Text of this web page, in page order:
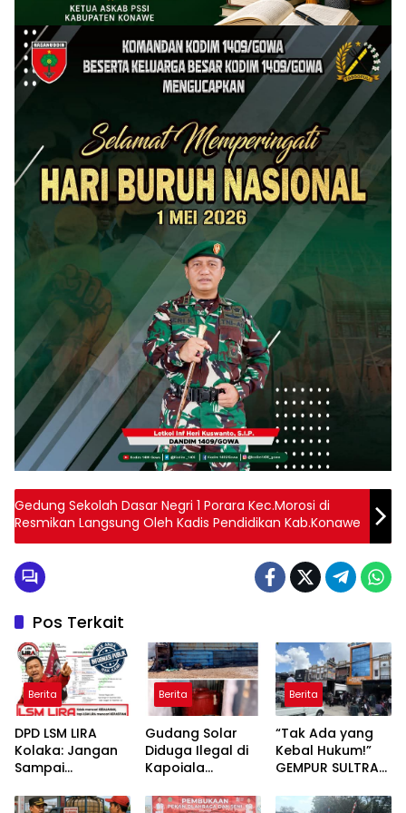
Gedung Sekolah Dasar Negri 1 Porara Kec.Morosi di
Resmikan Langsung Oleh Kadis Pendidikan Kab.Konawe
Pos Terkait
Berita
DPD LSM LIRA
Kolaka: Jangan
Sampai
Publik Dibalas
Berita
Gudang Solar
Diduga Ilegal di
Kapoiala
Dilaporkan ke
Berita
“Tak Ada yang
Kebal Hukum!”
GEMPUR SULTRA
Fajar S Tanawali